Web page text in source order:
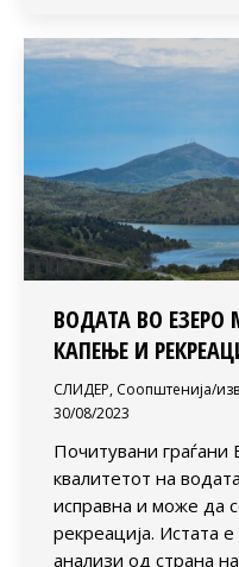
ВОДАТА ВО
КАПЕЊЕ И
СЛИДЕР, Соопштенија/
30/08/2023
Почитувани граѓани
квалитетот на
исправна и може да
рекреација. Истата
анализи од страна